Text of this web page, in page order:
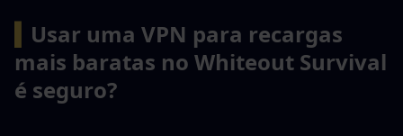
Usar uma VPN para recargas
mais baratas no Whiteout Survival
é seguro?